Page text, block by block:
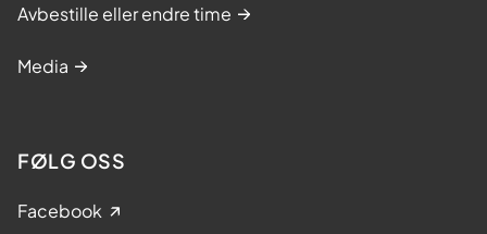
Avbestille eller endre time
Media
FØLG OSS
Facebook